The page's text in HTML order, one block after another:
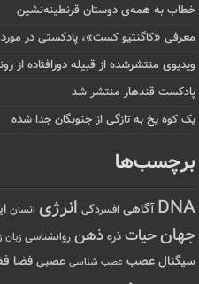
خطاب به همه‌ی دوستان قرنطینه‌نشین
معرفی «کاگنتیو کست»، پادکستی در
ویدیوی منتشرشده از قبیله دورافتاده‌ از
پادکست قندهار منتشر شد
یک کوه یخ به تازگی از جنوبگان جدا شده
برچسب‌ها
DNA آگاهی افسردگی انرژی انسان
جهانحیات ذره ذهن روانشناسی زبان
سیگنال عصب عصب شناسی عصبی فضا